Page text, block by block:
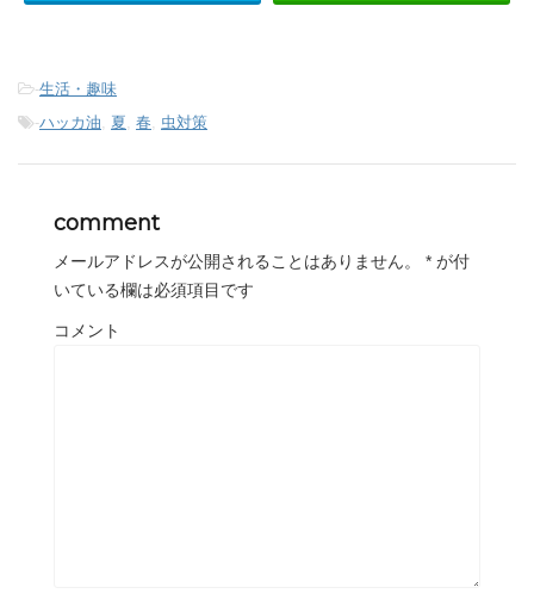
-生活・趣味
-ハッカ油, 夏, 春, 虫対策
comment
メールアドレスが公開されることはありません。 * が付
いている欄は必須項目です
コメント